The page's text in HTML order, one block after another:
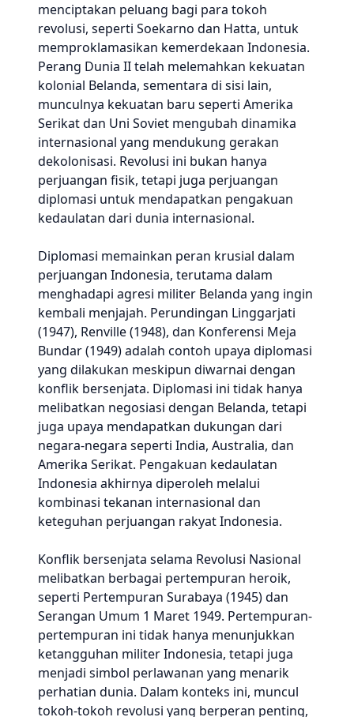
menciptakan peluang bagi para tokoh
revolusi, seperti Soekarno dan Hatta, untuk
memproklamasikan kemerdekaan Indonesia.
Perang Dunia II telah melemahkan kekuatan
kolonial Belanda, sementara di sisi lain,
munculnya kekuatan baru seperti Amerika
Serikat dan Uni Soviet mengubah dinamika
internasional yang mendukung gerakan
dekolonisasi. Revolusi ini bukan hanya
perjuangan fisik, tetapi juga perjuangan
diplomasi untuk mendapatkan pengakuan
kedaulatan dari dunia internasional.
Diplomasi memainkan peran krusial dalam
perjuangan Indonesia, terutama dalam
menghadapi agresi militer Belanda yang ingin
kembali menjajah. Perundingan Linggarjati
(1947), Renville (1948), dan Konferensi Meja
Bundar (1949) adalah contoh upaya diplomasi
yang dilakukan meskipun diwarnai dengan
konflik bersenjata. Diplomasi ini tidak hanya
melibatkan negosiasi dengan Belanda, tetapi
juga upaya mendapatkan dukungan dari
negara-negara seperti India, Australia, dan
Amerika Serikat. Pengakuan kedaulatan
Indonesia akhirnya diperoleh melalui
kombinasi tekanan internasional dan
keteguhan perjuangan rakyat Indonesia.
Konflik bersenjata selama Revolusi Nasional
melibatkan berbagai pertempuran heroik,
seperti Pertempuran Surabaya (1945) dan
Serangan Umum 1 Maret 1949. Pertempuran-
pertempuran ini tidak hanya menunjukkan
ketangguhan militer Indonesia, tetapi juga
menjadi simbol perlawanan yang menarik
perhatian dunia. Dalam konteks ini, muncul
tokoh-tokoh revolusi yang berperan penting,